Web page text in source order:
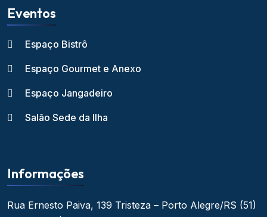
Eventos
Espaço Bistrô
Espaço Gourmet e Anexo
Espaço Jangadeiro
Salão Sede da Ilha
Informações
Rua Ernesto Paiva, 139 Tristeza – Porto Alegre/RS (51)